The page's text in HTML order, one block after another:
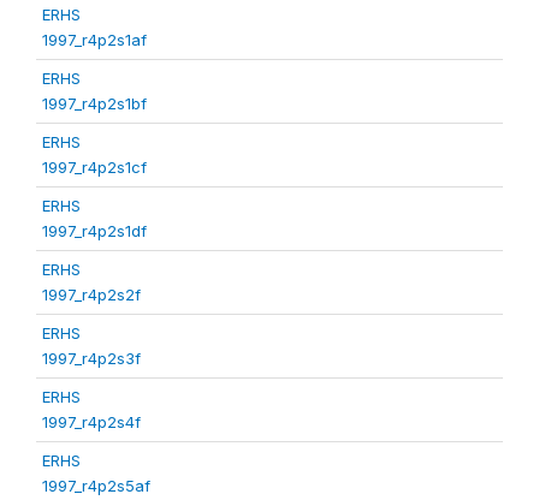
ERHS
1997_r4p2s1af
ERHS
1997_r4p2s1bf
ERHS
1997_r4p2s1cf
ERHS
1997_r4p2s1df
ERHS
1997_r4p2s2f
ERHS
1997_r4p2s3f
ERHS
1997_r4p2s4f
ERHS
1997_r4p2s5af